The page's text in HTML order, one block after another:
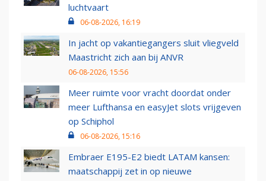
luchtvaart
06-08-2026, 16:19
In jacht op vakantiegangers sluit vliegveld
Maastricht zich aan bij ANVR
06-08-2026, 15:56
Meer ruimte voor vracht doordat onder
meer Lufthansa en easyJet slots vrijgeven
op Schiphol
06-08-2026, 15:16
Embraer E195-E2 biedt LATAM kansen:
maatschappij zet in op nieuwe